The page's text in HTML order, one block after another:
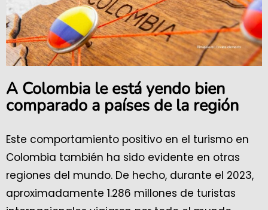
A Colombia le está yendo bien
comparado a países de la región
Este comportamiento positivo en el turismo en
Colombia también ha sido evidente en otras
regiones del mundo. De hecho, durante el 2023,
aproximadamente 1.286 millones de turistas